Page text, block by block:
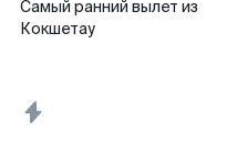
Самый ранний вылет из
Кокшетау